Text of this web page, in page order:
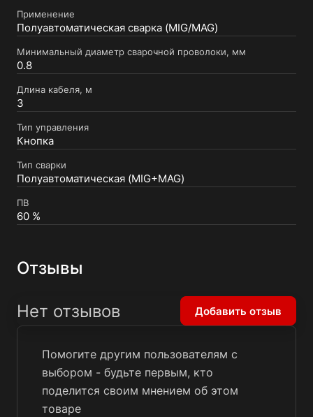
Применение
Полуавтоматическая сварка (MIG/MAG)
Минимальный диаметр сварочной проволоки, мм
0.8
Длина кабеля, м
3
Тип управления
Кнопка
Тип сварки
Полуавтоматическая (MIG+MAG)
ПВ
60 %
Отзывы
Помогите другим пользователям с
выбором - будьте первым, кто
поделится своим мнением об этом
товаре
Нет отзывов Добавить отзыв